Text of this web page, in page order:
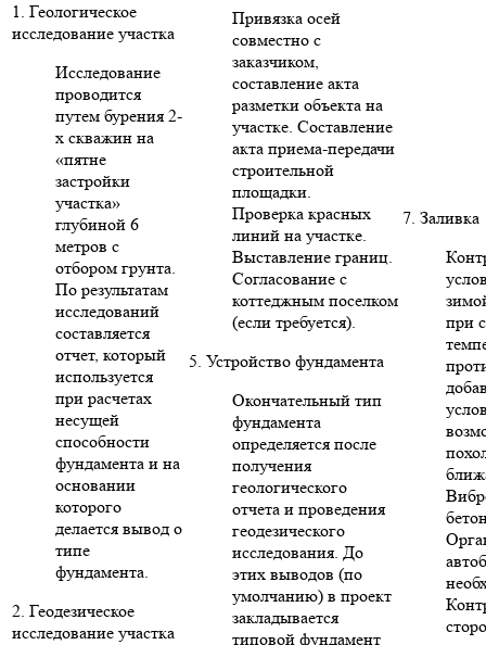
1. Геологическое
исследование участка
Исследование
проводится
путем бурения 2-
х скважин на
«пятне
застройки
участка»
глубиной 6
метров с
отбором грунта.
По результатам
исследований
составляется
отчет, который
используется
при расчетах
несущей
способности
фундамента и на
основании
которого
делается вывод о
типе
фундамента.
2. Геодезическое
исследование участка
Привязка осей
совместно с
заказчиком,
составление акта
разметки объекта на
участке. Составление
акта приема-передачи
строительной
площадки.
Проверка красных
линий на участке.
Выставление границ.
Согласование с
коттеджным поселком
(если требуется).
5. Устройство фундамента
Окончательный тип
фундамента
определяется после
получения
геологического
отчета и проведения
геодезического
исследования. До
этих выводов (по
умолчанию) в проект
закладывается
типовой фундамент
7. Заливка
при